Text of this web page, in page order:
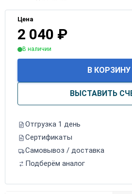
Цена
2 040 ₽
В наличии
В КОРЗИНУ
ВЫСТАВИТЬ
Отгрузка 1 день
Сертификаты
Самовывоз / доставка
Подберём аналог